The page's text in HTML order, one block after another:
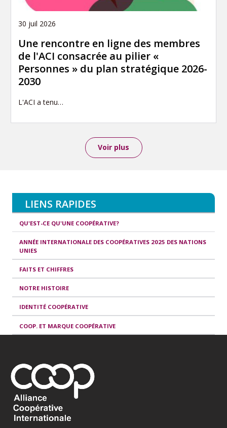
30 juil 2026
Une rencontre en ligne des membres
de l'ACI consacrée au pilier «
Personnes » du plan stratégique 2026-
2030
L'ACI a tenu…
Voir plus
LIENS RAPIDES
QU'EST-CE QU'UNE COOPÉRATIVE?
ANNÉE INTERNATIONALE DES COOPÉRATIVES 2025 DES NATIONS
UNIES
FAITS ET CHIFFRES
NOTRE HISTOIRE
IDENTITÉ COOPÉRATIVE
COOP. ET MARQUE COOPÉRATIVE